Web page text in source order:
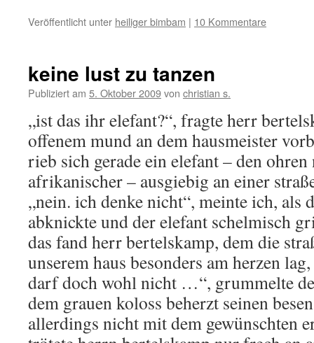
Veröffentlicht unter heiliger bimbam | 10 Kommentare
keine lust zu tanzen
Publiziert am 5. Oktober 2009von christian s.
„ist das ihr elefant?“, fragte herr
offenem mund an dem hausmeister
rieb sich gerade ein elefant – den
afrikanischer – ausgiebig an einer
„nein. ich denke nicht“, meinte ich, als
abknickte und der elefant schelmisch
das fand herr bertelskamp, dem die
unserem haus besonders am herzen
darf doch wohl nicht …“, grummelte
dem grauen koloss beherzt seinen
allerdings nicht mit dem gewünschten